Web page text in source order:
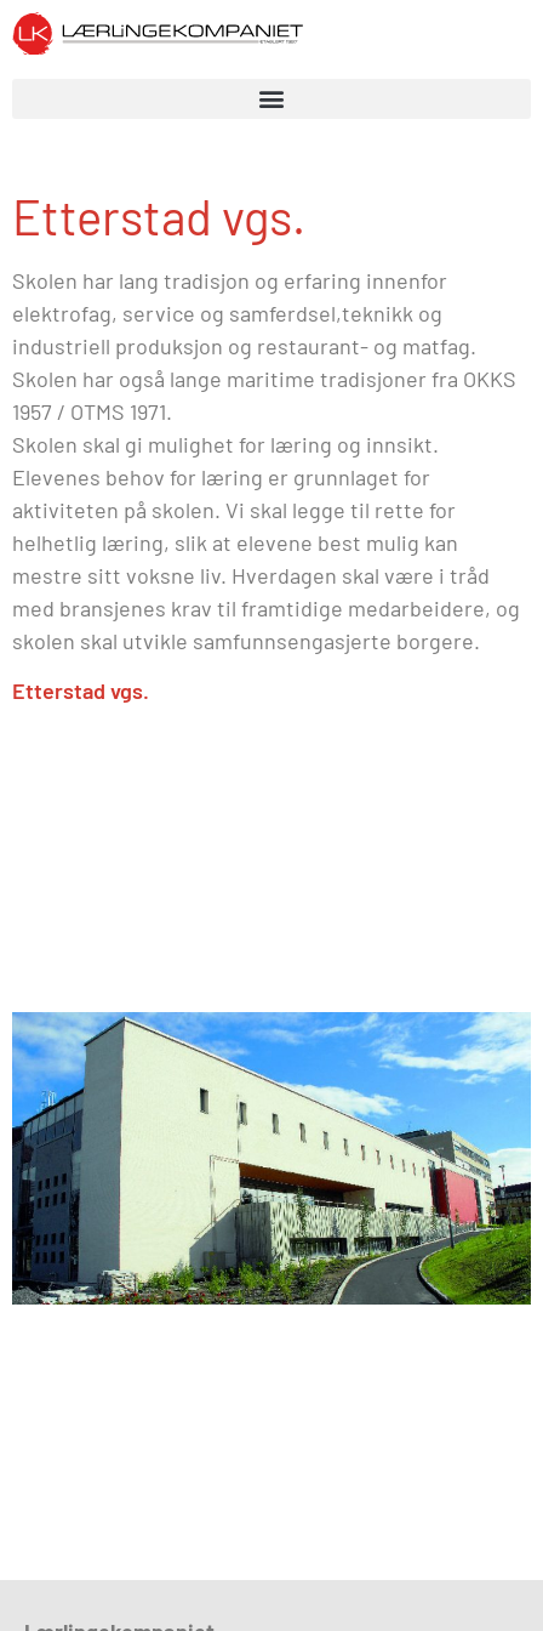
Etterstad vgs.
Skolen har lang tradisjon og erfaring innenfor
elektrofag, service og samferdsel,teknikk og
industriell produksjon og restaurant- og matfag.
Skolen har også lange maritime tradisjoner fra OKKS
1957 / OTMS 1971.
Skolen skal gi mulighet for læring og innsikt.
Elevenes behov for læring er grunnlaget for
aktiviteten på skolen. Vi skal legge til rette for
helhetlig læring, slik at elevene best mulig kan
mestre sitt voksne liv. Hverdagen skal være i tråd
med bransjenes krav til framtidige medarbeidere, og
skolen skal utvikle samfunnsengasjerte borgere.
Etterstad vgs.